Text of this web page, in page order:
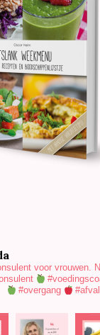
voor vrouwen.
#overgang